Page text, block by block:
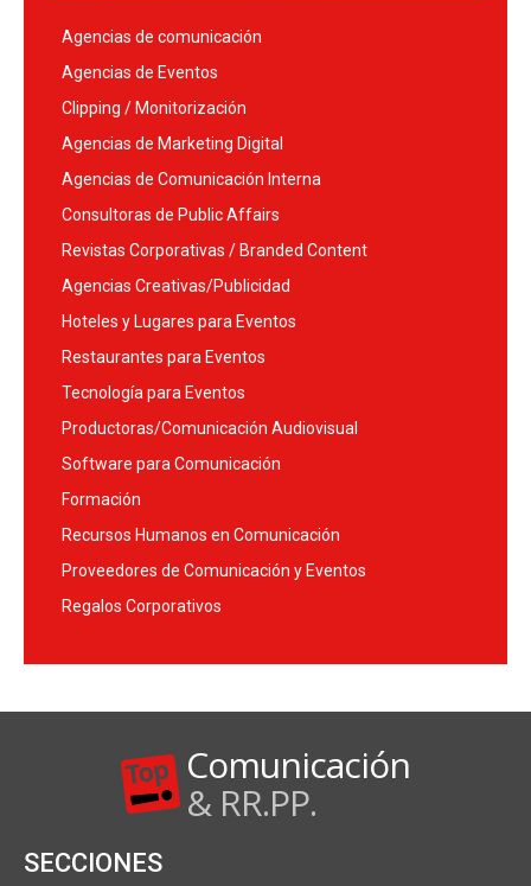
Agencias de comunicación
Agencias de Eventos
Clipping / Monitorización
Agencias de Marketing Digital
Agencias de Comunicación Interna
Consultoras de Public Affairs
Revistas Corporativas / Branded Content
Agencias Creativas/Publicidad
Hoteles y Lugares para Eventos
Restaurantes para Eventos
Tecnología para Eventos
Productoras/Comunicación Audiovisual
Software para Comunicación
Formación
Recursos Humanos en Comunicación
Proveedores de Comunicación y Eventos
Regalos Corporativos
Comunicación
& RR.PP.
SECCIONES